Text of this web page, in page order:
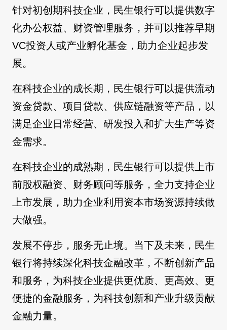
针对初创期科技企业，民生银行可以提供数字
化办公权益、财资管理服务，并可以推荐早期
VC投资人或产业孵化基金，助力企业起步发
展。
在科技企业的成长期，民生银行可以提供流动
资金贷款、项目贷款、供应链融资等产品，以
满足企业日常经营、研发投入和扩大生产等资
金需求。
在科技企业的成熟期，民生银行可以提供上市
前股权融资、财务顾问等服务，全力支持企业
上市发展，助力企业利用资本市场资源持续做
大做强。
发展不停步，服务无止境。当下及未来，民生
银行将持续深化科技金融改革，不断创新产品
和服务，为科技企业提供更优质、更高效、更
便捷的金融服务，为科技创新和产业升级贡献
金融力量。